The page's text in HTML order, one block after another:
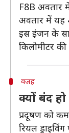
F8B अवतार
अवतार में यह
इस इंजन के
किलोमीटर
वजह
क्यों बंद
प्रदूषण को
रियल